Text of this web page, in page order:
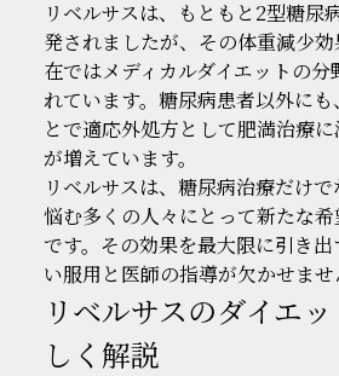
リベルサスは、もともと2型糖尿
発されましたが、その体重減少
在ではメディカルダイエットの分
れています。糖尿病患者以外に
とで適応外処方として肥満治療
が増えています。
リベルサスは、糖尿病治療だけ
悩む多くの人々にとって新たな
です。その効果を最大限に引き
い服用と医師の指導が欠かせませ
リベルサスのダイエ
しく解説